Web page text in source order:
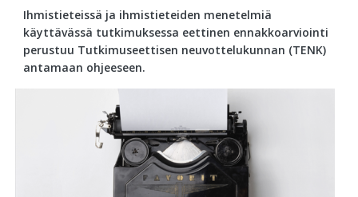
Ihmistieteissä ja ihmistieteiden menetelmiä
käyttävässä tutkimuksessa eettinen ennakkoarviointi
perustuu Tutkimuseettisen neuvottelukunnan (TENK)
antamaan ohjeeseen.